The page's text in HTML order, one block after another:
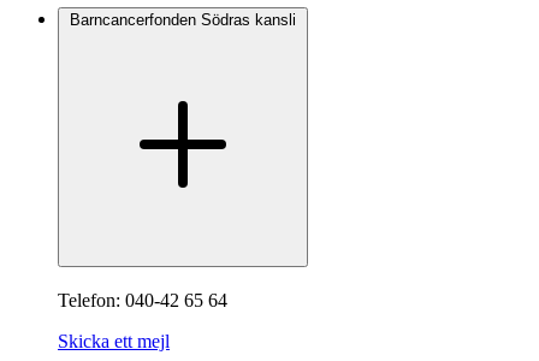
Barncancerfonden Södras kansli
Telefon: 040-42 65 64
Skicka ett mejl